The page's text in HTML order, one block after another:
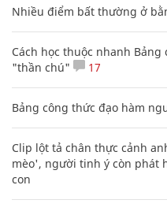
Nhiều điểm bất thường ở
Cách học thuộc nhanh
"thần chú"
17
Bảng công thức đạo hàm
Clip lột tả chân thực cảnh
mèo', người tinh ý còn phát
con